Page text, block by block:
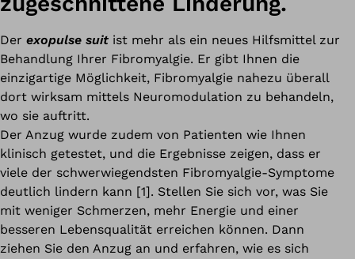
Der exopulse suit ist mehr als ein neues Hilfsmittel zur
Behandlung Ihrer Fibromyalgie. Er gibt Ihnen die
einzigartige Möglichkeit, Fibromyalgie nahezu überall
dort wirksam mittels Neuromodulation zu behandeln,
wo sie auftritt.
Der Anzug wurde zudem von Patienten wie Ihnen
klinisch getestet, und die Ergebnisse zeigen, dass er
viele der schwerwiegendsten Fibromyalgie-Symptome
deutlich lindern kann [1]. Stellen Sie sich vor, was Sie
mit weniger Schmerzen, mehr Energie und einer
besseren Lebensqualität erreichen können. Dann
ziehen Sie den Anzug an und erfahren, wie es sich